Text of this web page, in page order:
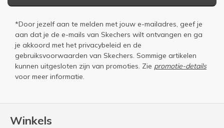
Winkels
*Door jezelf aan te melden met jouw e-mailadres, geef je
aan dat je de e-mails van Skechers wilt ontvangen en ga
je akkoord met het privacybeleid en de
gebruiksvoorwaarden van Skechers. Sommige artikelen
kunnen uitgesloten zijn van promoties. Zie promotie-details
voor meer informatie.